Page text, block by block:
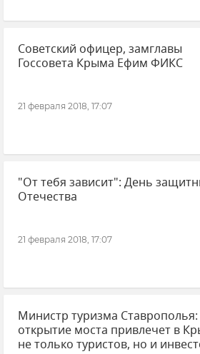
Советский офицер, замглавы
Госсовета Крыма Ефим ФИКС
21 февраля 2018, 17:07
"От тебя зависит": День
Отечества
21 февраля 2018, 17:07
Министр туризма Ставрополья:
открытие моста привлечет в
не только туристов, но и